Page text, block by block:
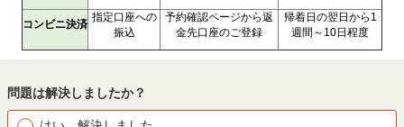
コンビニ決済
指定口座への
振込
予約確認ページから返
金先口座のご登録
帰着日の翌日から1
週間～10日程度
問題は解決しましたか？